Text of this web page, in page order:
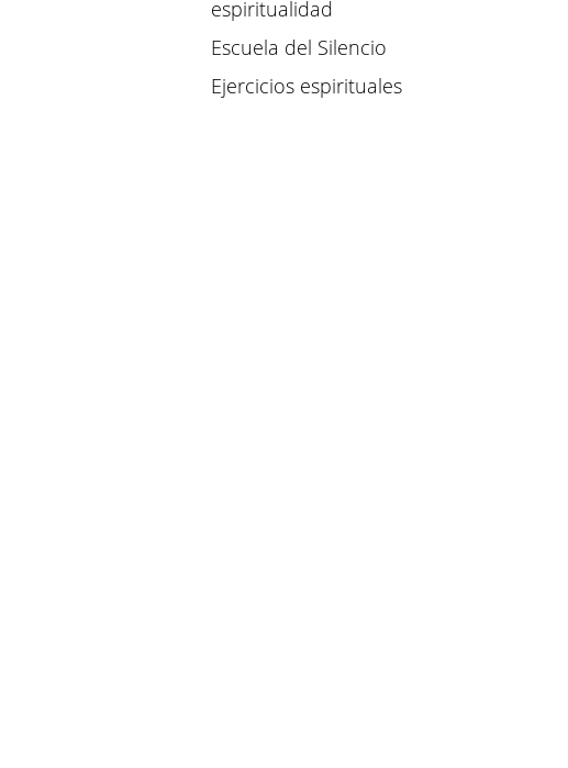
espiritualidad
Escuela del Silencio
Ejercicios espirituales